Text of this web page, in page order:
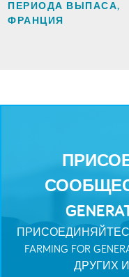
ПЕРИОДА ВЫПАСА,
ФРАНЦИЯ
FARMING FOR
ДРУГИХ